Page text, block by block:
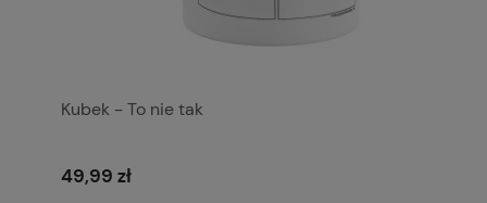
Kubek - To nie tak
49,99 zł